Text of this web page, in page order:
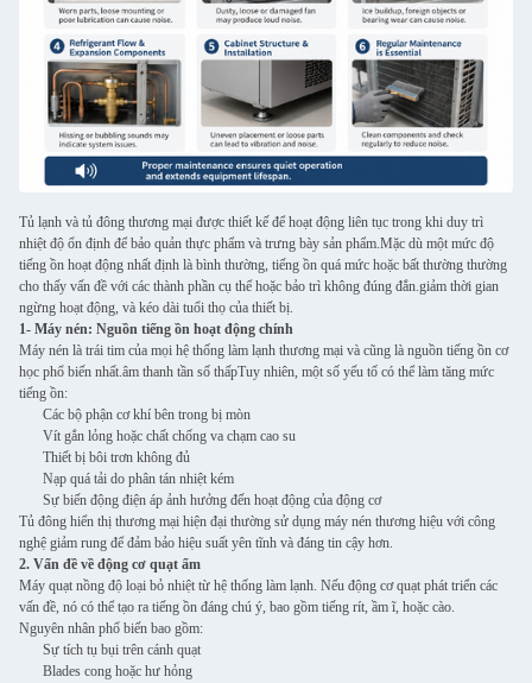
Tủ lạnh và tủ đông thương mại được thiết kế để hoạt động liên tục trong khi duy trì
nhiệt độ ổn định để bảo quản thực phẩm và trưng bày sản phẩm.Mặc dù một mức độ
tiếng ồn hoạt động nhất định là bình thường, tiếng ồn quá mức hoặc bất thường thường
cho thấy vấn đề với các thành phần cụ thể hoặc bảo trì không đúng đắn.giảm thời gian
ngừng hoạt động, và kéo dài tuổi thọ của thiết bị.
1- Máy nén: Nguồn tiếng ồn hoạt động chính
Máy nén là trái tim của mọi hệ thống làm lạnh thương mại và cũng là nguồn tiếng ồn cơ
học phổ biến nhất.âm thanh tần số thấpTuy nhiên, một số yếu tố có thể làm tăng mức
tiếng ồn:
Các bộ phận cơ khí bên trong bị mòn
Vít gắn lỏng hoặc chất chống va chạm cao su
Thiết bị bôi trơn không đủ
Nạp quá tải do phân tán nhiệt kém
Sự biến động điện áp ảnh hưởng đến hoạt động của động cơ
Tủ đông hiển thị thương mại hiện đại thường sử dụng máy nén thương hiệu với công
nghệ giảm rung để đảm bảo hiệu suất yên tĩnh và đáng tin cậy hơn.
2. Vấn đề về động cơ quạt ẩm
Máy quạt nồng độ loại bỏ nhiệt từ hệ thống làm lạnh. Nếu động cơ quạt phát triển các
vấn đề, nó có thể tạo ra tiếng ồn đáng chú ý, bao gồm tiếng rít, ầm ĩ, hoặc cào.
Nguyên nhân phổ biến bao gồm:
Sự tích tụ bụi trên cánh quạt
Blades cong hoặc hư hỏng